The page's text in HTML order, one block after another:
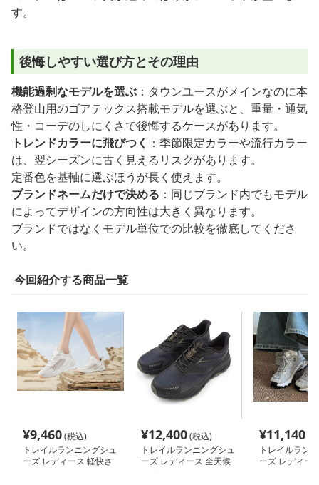
す。
後悔しやすい選び方とその理由
機能過剰なモデルを選ぶ ：タウンユースがメインなのに本
格登山用のゴアテックス搭載モデルを選ぶと、重量・通気
性・コーデのしにくさで後悔するケースがあります。
トレンドカラーに飛びつく ：季節限定カラーや流行カラー
は、翌シーズンに古く見えるリスクがあります。
定番色を基軸に選ぶほうが長く使えます。
ブランドネームだけで決める ：同じブランド内でもモデル
によってデザインの方向性は大きく異なります。
ブランドではなくモデル単位での比較を徹底してくださ
い。
今回紹介する商品一覧
¥9,460(税込)
トレイルランニングシュ
ーズ レディース 軽快さ
¥12,400(税込)
トレイルランニングシュ
ーズ レディース 全天候
¥11,140
トレイルラン
ーズ レディー